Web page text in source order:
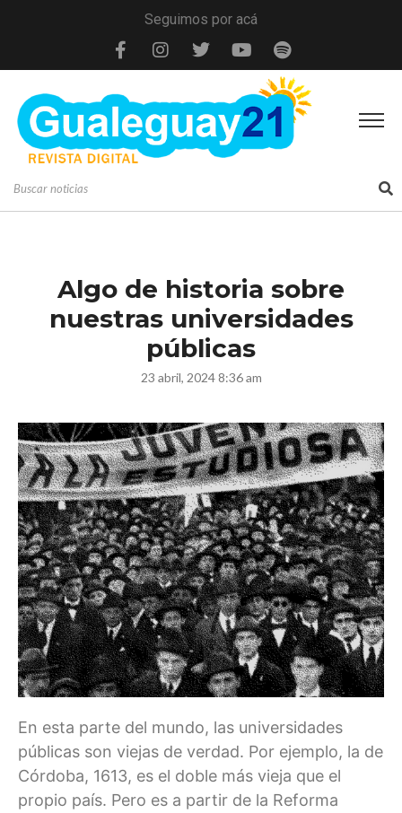
Seguimos por acá
Algo de historia sobre
nuestras universidades
públicas
23 abril, 2024 8:36 am
En esta parte del mundo, las universidades
públicas son viejas de verdad. Por ejemplo, la de
Córdoba, 1613, es el doble más vieja que el
propio país. Pero es a partir de la Reforma